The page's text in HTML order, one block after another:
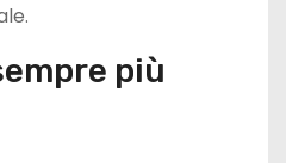
più